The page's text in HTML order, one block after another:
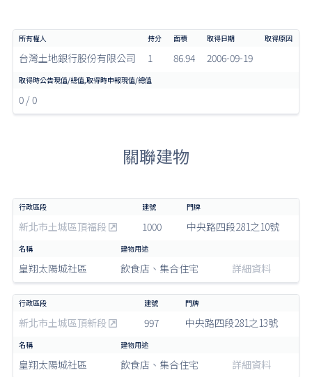
台灣土地銀行股份有限公司 1 86.94 2006-09-19
0 / 0
關聯建物
新北市土城區頂福段 1000 中央路四段281之10號
皇翔太陽城社區 飲食店、集合住宅 詳細資料
新北市土城區頂新段 997 中央路四段281之13號
皇翔太陽城社區 飲食店、集合住宅 詳細資料